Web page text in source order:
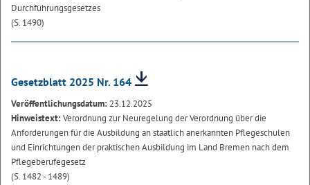
Durchführungsgesetzes
(S. 1490)
Gesetzblatt 2025 Nr. 164
Veröffentlichungsdatum: 23.12.2025
Hinweistext:Verordnung zur Neuregelung der Verordnung über die
Anforderungen für die Ausbildung an staatlich anerkannten Pflegeschulen
und Einrichtungen der praktischen Ausbildung im Land Bremen nach dem
Pflegeberufegesetz
(S. 1482 - 1489)